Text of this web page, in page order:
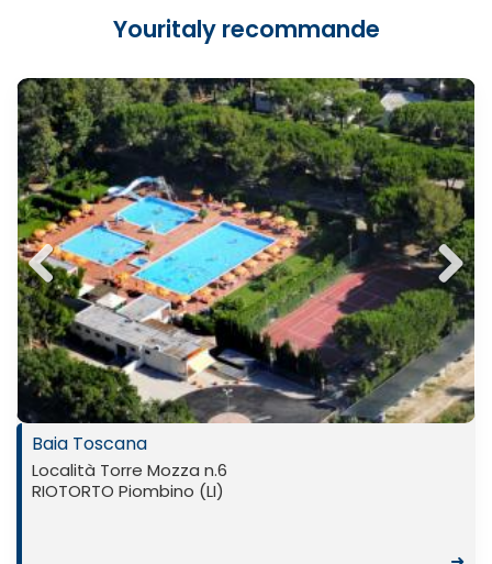
Youritaly recommande
Previ
ous
Next
Baia Toscana
Località Torre Mozza n.6
RIOTORTO Piombino (LI)